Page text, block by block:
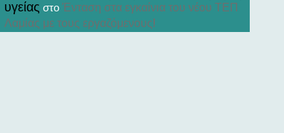
υγείας στο Ένταση στα εγκαίνια του νέου ΤΕΠ
Λαμίας με τους εργαζόμενους!